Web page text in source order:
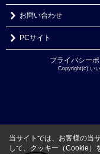
お問い合わせ
PCサイト
プライバシー
Copyright(c) い
当サイトでは、お客様の当
して、クッキー（Cookie）